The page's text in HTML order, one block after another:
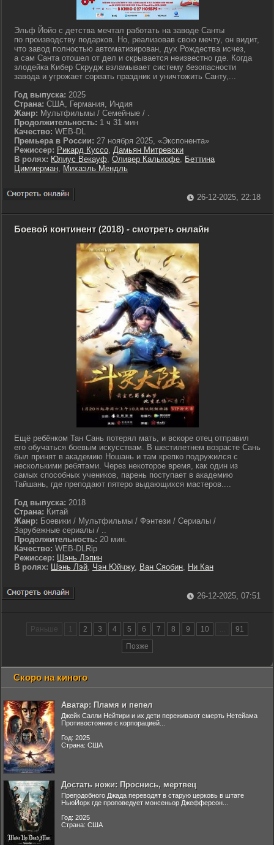
Эльф Йойо с детства мечтал работать на заводе Санты
по производству подарков. Но, реализовав свою мечту, он видит,
что завод полностью автоматизирован, дух Рождества исчез,
а сам Санта отошел от дел и скрывается неизвестно где. Когда
злодейка Кибер Скрудж взламывает систему безопасности
завода и угрожает сорвать праздник и уничтожить Санту,...
Год выпуска: 2025
Страна: США, Германия, Индия
Жанр: Мультфильмы / Семейные / .
Продолжительность: 1 ч 31 мин
Качество: WEB-DL
Премьера в России: 27 ноября 2025, «Экспонента»
Режиссер: Рикард Куссо, Дамьян Митревски
В ролях: Юлиус Векауф, Оливер Калькофе, Беттина
Циммерман, Михаэль Мендль
26-12-2025, 22:18
Боевой континент (2018) - смотреть онлайн
Ещё ребёнком Тан Сань потерял мать, и вскоре отец отправил
его обучаться боевым искусствам. В шестилетнем возрасте Сань
был принят в академию Ношань и там крепко подружился с
несколькими ребятами. Через некоторое время, как один из
самых способных учеников, парень поступает в академию
Тайшань, где преподают пятеро выдающихся мастеров....
Год выпуска: 2018
Страна: Китай
Жанр: Боевики / Мультфильмы / Фэнтези / Сериалы /
Зарубежные сериалы / ..
Продолжительность: 20 мин.
Качество: WEB-DLRip
Режиссер: Шэнь Лэпин
В ролях: Шэнь Лэй, Чэн Юйчжу, Ван Сяобин, Ни Кан
26-12-2025, 07:51
Раньше 2 3 4 5 6 7 8 9 10 ...
91
Позже
Скоро на киного
Аватар: Пламя и пепел
Джейк Салли Нейтири и их дети переживают смерть Нетейама
Противостояние с корпорацией...
Год: 2025
Страна: США
Достать ножи: Проснись, мертвец
Преподобного Джада переводят в старую церковь в штате
НьюЙорк где проповедует монсеньор Джефферсон...
Год: 2025
Страна: США